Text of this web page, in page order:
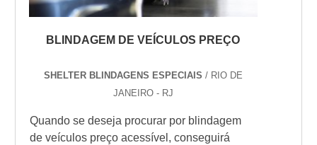
BLINDAGEM DE VEÍCULOS PREÇO
SHELTER BLINDAGENS ESPECIAIS / RIO DE
JANEIRO - RJ
Quando se deseja procurar por blindagem
de veículos preço acessível, conseguirá